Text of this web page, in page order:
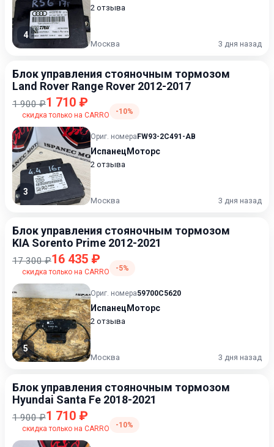
4
2 отзыва
Москва 3 дня назад
Блок управления стояночным тормозом
Land Rover Range Rover 2012-2017
1 900 ₽1 710 ₽
скидка только на CARRO -10%
3
Ориг. номера FW93-2C491-AB
ИспанецМоторс
2 отзыва
Москва 3 дня назад
Блок управления стояночным тормозом
KIA Sorento Prime 2012-2021
17 300 ₽16 435 ₽
скидка только на CARRO -5%
5
Ориг. номера59700C5620
ИспанецМоторс
2 отзыва
Москва 3 дня назад
Блок управления стояночным тормозом
Hyundai Santa Fe 2018-2021
1 900 ₽1 710 ₽
скидка только на CARRO -10%